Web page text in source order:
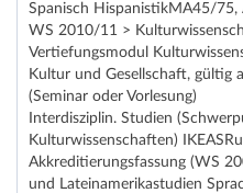
Spanisch HispanistikMA45/75,
WS 2010/11 >
Vertiefungsmodul
Kultur und Gesellschaft, gültig
(Seminar oder Vorlesung)
Interdisziplin. Studien
Kulturwissenschaften)
Akkreditierungsfassung (WS
und Lateinamerikastudien